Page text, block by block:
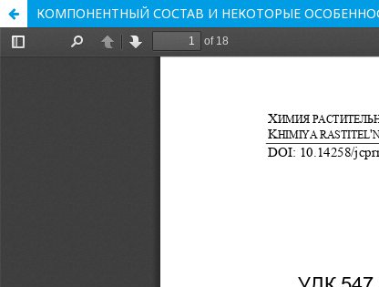
КОМПОНЕНТНЫЙ СОСТАВ И НЕКОТОРЫЕ